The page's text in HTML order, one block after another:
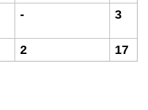
- 3
2 17